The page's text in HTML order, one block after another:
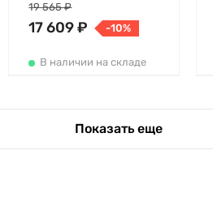
17 609 ₽
19 565 ₽
-10%
В наличии на складе
Показать еще